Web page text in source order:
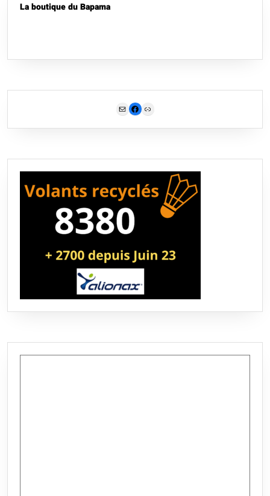
La boutique du Bapama
MailFacebook
Link